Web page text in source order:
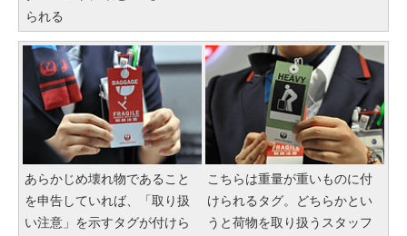
られる
あらかじめ壊れ物であること
を申告していれば、「取り扱
い注意」を示すタグが付けら
こちらは重量が重いものに付
けられるタグ。どちらかとい
うと荷物を取り扱うスタッフ